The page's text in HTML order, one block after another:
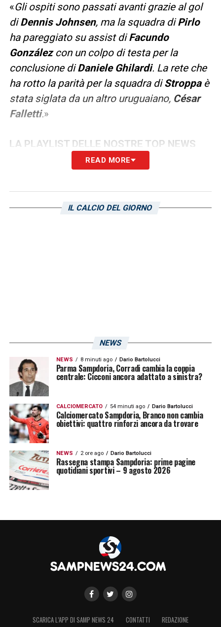
«Gli ospiti sono passati avanti grazie al gol
diDennis Johnsen, ma la squadra diPirlo
ha pareggiato su assist diFacundo
Gonzálezcon un colpo di testa per la
conclusione diDaniele Ghilardi. La rete che
ha rotto la parità per la squadra diStroppa è
stata siglata da un altro uruguaiano, César
Falletti.»
LA PLAYLIST DELLE NOSTRE TOP NEWS
READ MORE
IL CALCIO DEL GIORNO
NEWS
NEWS 8 minuti ago Dario Bartolucci
Parma Sampdoria, Corradi cambia la coppia
centrale: Cicconi ancora adattato a sinistra?
CALCIOMERCATO 54 minuti ago Dario Bartolucci
Calciomercato Sampdoria, Branco non cambia
obiettivi: quattro rinforzi ancora da trovare
NEWS 2 ore ago Dario Bartolucci
Rassegna stampa Sampdoria: prime pagine
quotidiani sportivi – 9 agosto 2026
SCARICA L’APP DI SAMP NEWS 24 CONTATTI REDAZIONE